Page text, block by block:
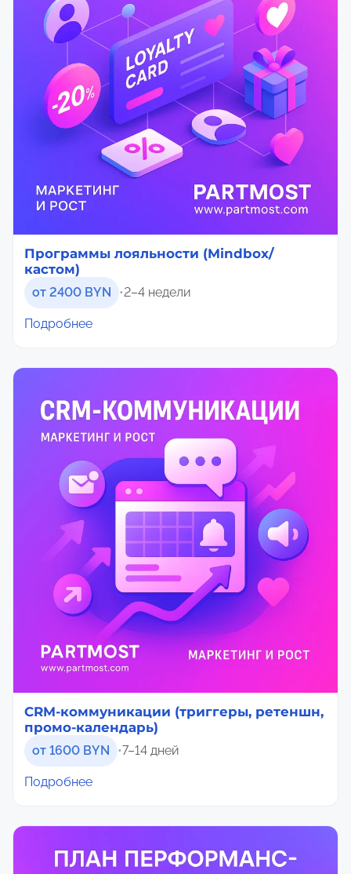
Программы лояльности (Mindbox/
кастом)
от 2400 BYN •2–4 недели
Подробнее
CRM-коммуникации (триггеры, ретеншн,
промо-календарь)
от 1600 BYN •7–14 дней
Подробнее